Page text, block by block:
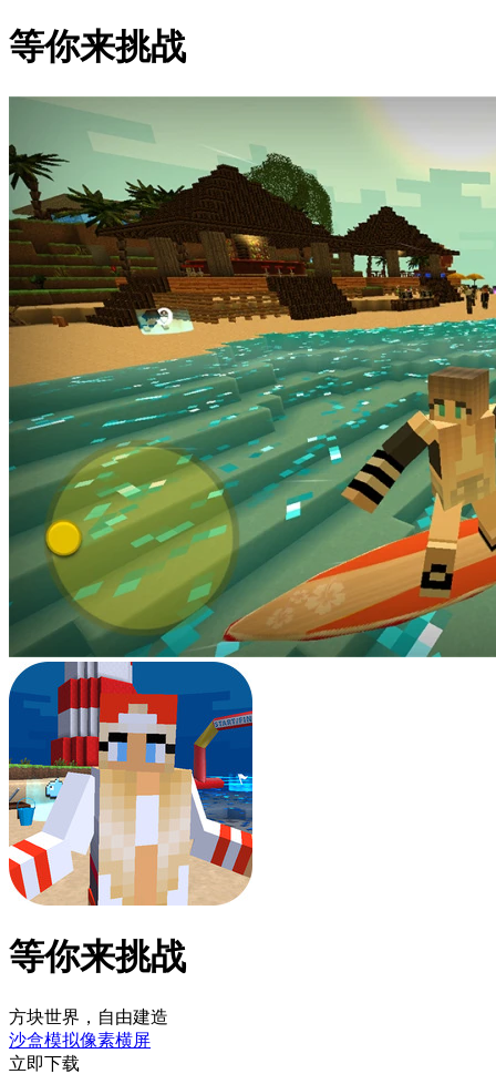
等你来挑战
等你来挑战
方块世界，自由建造
沙盒模拟像素横屏
立即下载